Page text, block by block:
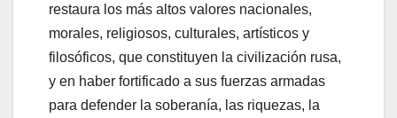
restaura los más altos valores nacionales,
morales, religiosos, culturales, artísticos y
filosóficos, que constituyen la civilización rusa,
y en haber fortificado a sus fuerzas armadas
para defender la soberanía, las riquezas, la